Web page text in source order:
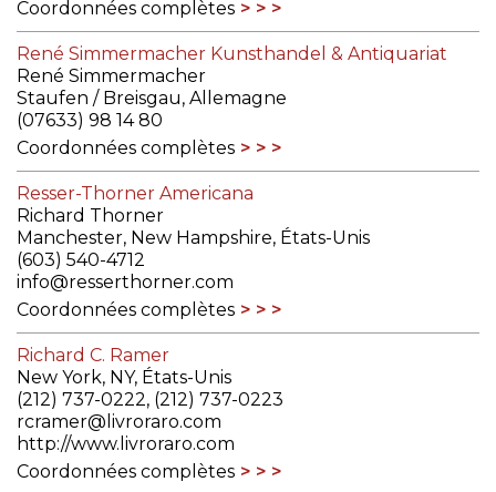
Coordonnées complètes
René Simmermacher Kunsthandel & Antiquariat
René Simmermacher
Staufen / Breisgau, Allemagne
(07633) 98 14 80
Coordonnées complètes
Resser-Thorner Americana
Richard Thorner
Manchester, New Hampshire, États-Unis
(603) 540-4712
info@resserthorner.com
Coordonnées complètes
Richard C. Ramer
New York, NY, États-Unis
(212) 737-0222, (212) 737-0223
rcramer@livroraro.com
http://www.livroraro.com
Coordonnées complètes